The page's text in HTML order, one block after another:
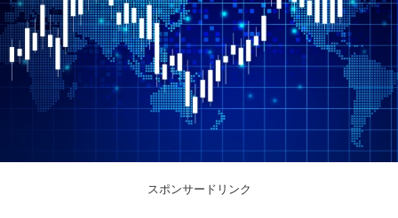
スポンサードリンク